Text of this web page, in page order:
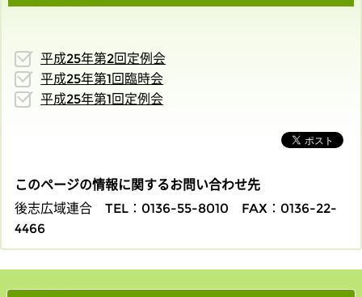
平成25年第2回定例会
平成25年第1回臨時会
平成25年第1回定例会
このページの情報に関するお問い合わせ先
後志広域連合
TEL：0136-55-8010
FAX：0136-22-
4466